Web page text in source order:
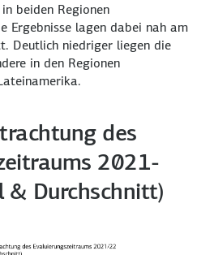
beiden Regionen
Ergebnisse lagen dabei nah am
Deutlich niedriger liegen die
in den Regionen
des
2021-
& Durchschnitt)